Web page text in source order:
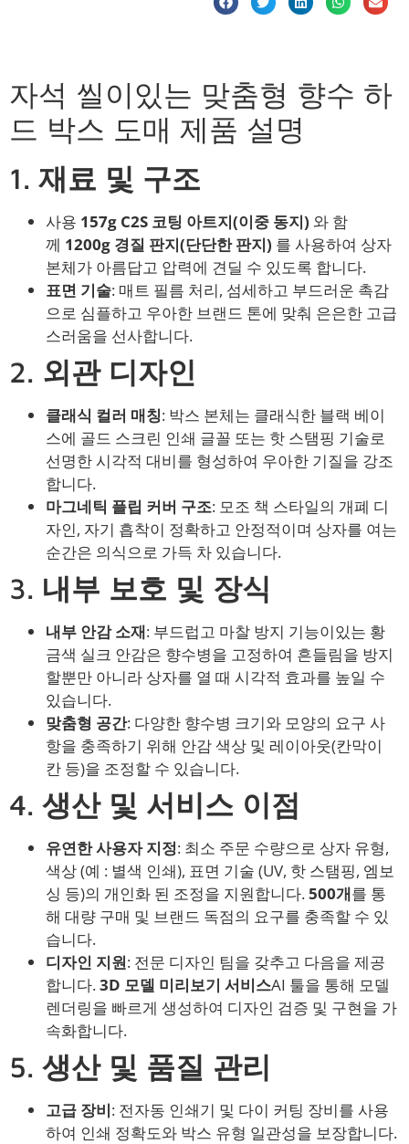
자석 씰이있는 맞춤형 향수 하
드 박스 도매 제품 설명
1. 재료 및 구조
사용 157g C2S 코팅 아트지(이중 동지) 와 함
께 1200g 경질 판지(단단한 판지) 를 사용하여 상자
본체가 아름답고 압력에 견딜 수 있도록 합니다.
표면 기술: 매트 필름 처리, 섬세하고 부드러운 촉감
으로 심플하고 우아한 브랜드 톤에 맞춰 은은한 고급
스러움을 선사합니다.
2. 외관 디자인
클래식 컬러 매칭: 박스 본체는 클래식한 블랙 베이
스에 골드 스크린 인쇄 글꼴 또는 핫 스탬핑 기술로
선명한 시각적 대비를 형성하여 우아한 기질을 강조
합니다.
마그네틱 플립 커버 구조: 모조 책 스타일의 개폐 디
자인, 자기 흡착이 정확하고 안정적이며 상자를 여는
순간은 의식으로 가득 차 있습니다.
3. 내부 보호 및 장식
내부 안감 소재: 부드럽고 마찰 방지 기능이있는 황
금색 실크 안감은 향수병을 고정하여 흔들림을 방지
할뿐만 아니라 상자를 열 때 시각적 효과를 높일 수
있습니다.
맞춤형 공간: 다양한 향수병 크기와 모양의 요구 사
항을 충족하기 위해 안감 색상 및 레이아웃(칸막이
칸 등)을 조정할 수 있습니다.
4. 생산 및 서비스 이점
유연한 사용자 지정: 최소 주문 수량으로 상자 유형,
색상 (예 : 별색 인쇄), 표면 기술 (UV, 핫 스탬핑, 엠보
싱 등)의 개인화 된 조정을 지원합니다.500개를 통
해 대량 구매 및 브랜드 독점의 요구를 충족할 수 있
습니다.
디자인 지원: 전문 디자인 팀을 갖추고 다음을 제공
합니다.3D 모델 미리보기 서비스AI 툴을 통해 모델
렌더링을 빠르게 생성하여 디자인 검증 및 구현을 가
속화합니다.
5. 생산 및 품질 관리
고급 장비: 전자동 인쇄기 및 다이 커팅 장비를 사용
하여 인쇄 정확도와 박스 유형 일관성을 보장합니다.